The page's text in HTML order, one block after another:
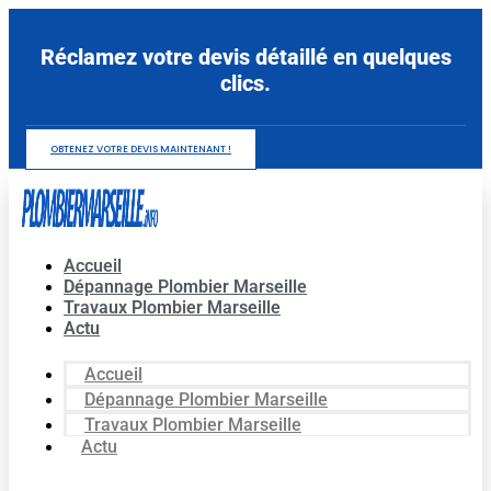
contenuRéclamez votre devis détaillé en quelques
clics.
OBTENEZ VOTRE DEVIS MAINTENANT !
Accueil
Dépannage Plombier Marseille
Travaux Plombier Marseille
Actu
Accueil
Dépannage Plombier Marseille
Travaux Plombier Marseille
Actu